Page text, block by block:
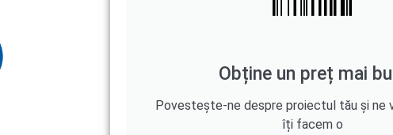
Obține un preț mai
Povestește-ne despre proiectul tău și ne
îți facem o